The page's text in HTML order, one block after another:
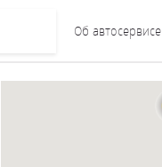
Об автосервисе